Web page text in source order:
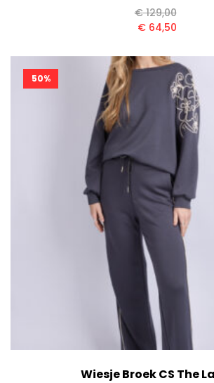
€129,00
€ 64,50
50%
Wiesje Broek CS The